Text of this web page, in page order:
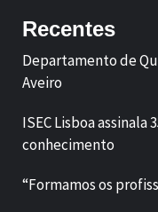
Recentes
Departamento de
Aveiro
ISEC Lisboa assinala
conhecimento
“Formamos os